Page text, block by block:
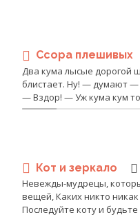
Ссора плешивых
Два кума лысые дорогой
блистает. Ну! — думают
— Вздор! — Уж кума кум
Кот и зеркало
Невежды-мудрецы,
вещей, Каких никто
Последуйте коту и